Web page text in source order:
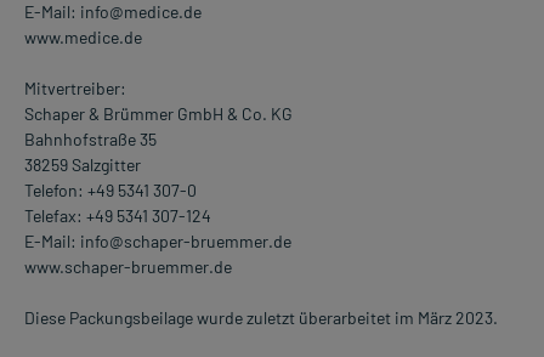
E-Mail: info@medice.de
www.medice.de
Mitvertreiber:
Schaper & Brümmer GmbH & Co. KG
Bahnhofstraße 35
38259 Salzgitter
Telefon: +49 5341 307-0
Telefax: +49 5341 307-124
E-Mail: info@schaper-bruemmer.de
www.schaper-bruemmer.de
Diese Packungsbeilage wurde zuletzt überarbeitet im März 2023.